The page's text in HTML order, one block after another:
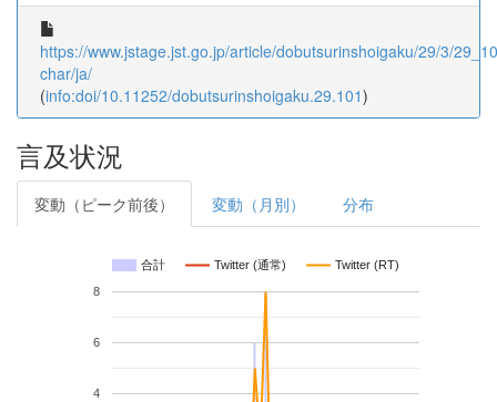
https://www.jstage.jst.go.jp/article/dobutsurinshoigaku/29/3/
char/ja/
(info:doi/10.11252/dobutsurinshoigaku.29.101)
言及状況
変動（ピーク前後） 変動（月別） 分布
合計 Twitter (通常) Twitter (RT)
4
6
8